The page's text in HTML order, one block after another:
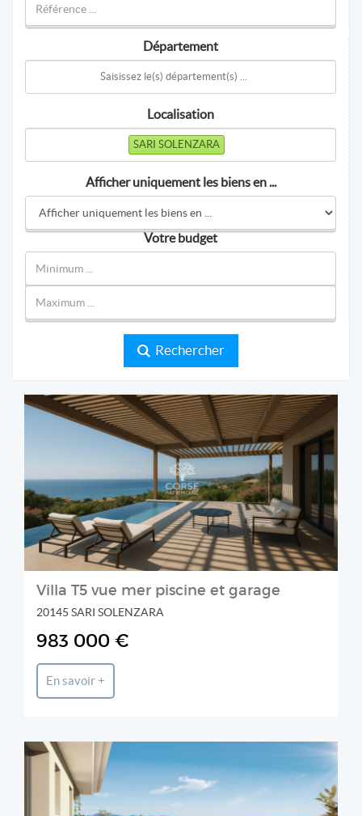
Département
Localisation
SARI SOLENZARA
Afficher uniquement les biens en ...
Votre budget
Rechercher
CORSE PATRIMOINE IMMOBILIER
Villa T5 vue mer piscine et garage
20145 SARI SOLENZARA
983 000 €
En savoir +